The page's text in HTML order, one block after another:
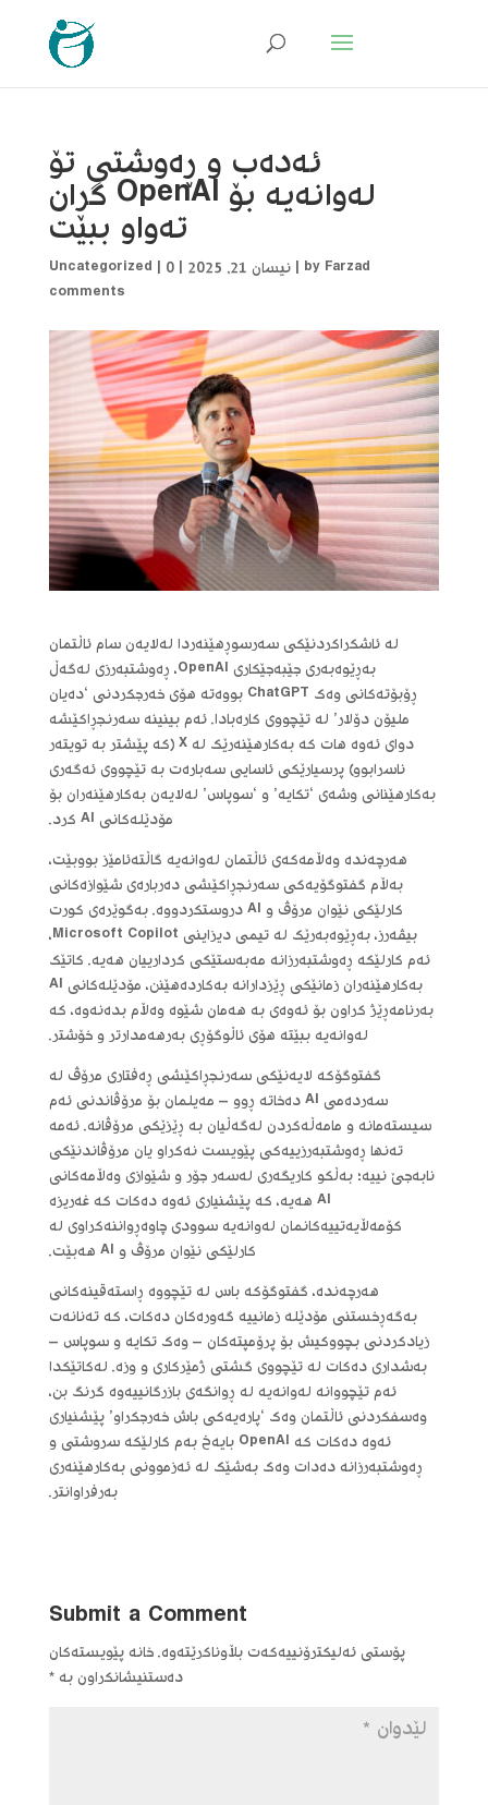
ئەدەب و ڕەوشتی تۆ
لەوانەیە بۆ OpenAI گران
تەواو ببێت
by Farzad
|نیسان 21, 2025 |
Uncategorized | 0
comments
لە ئاشکراکردنێکی سەرسوڕهێنەردا لەلایەن سام ئاڵتمان
بەڕێوەبەری جێبەجێکاری OpenAI، ڕەوشتبەرزی لەگەڵ
ڕۆبۆتەکانی وەک ChatGPT بووەتە هۆی خەرجکردنی ‘دەیان
ملیۆن دۆلار’ لە تێچووی کارەبادا. ئەم بینینە سەرنجڕاکێشە
دوای ئەوە هات کە بەکارهێنەرێک لە X (کە پێشتر بە تویتەر
ناسرابوو) پرسیارێکی ئاسایی سەبارەت بە تێچووی ئەگەری
بەکارهێنانی وشەی ‘تکایە’ و ‘سوپاس’ لەلایەن بەکارهێنەران بۆ
مۆدێلەکانی AI کرد.
هەرچەندە وەڵامەکەی ئاڵتمان لەوانەیە گاڵتەئامێز بووبێت،
بەڵام گفتوگۆیەکی سەرنجڕاکێشی دەربارەی شێوازەکانی
کارلێکی نێوان مرۆڤ و AI دروستکردووە. بەگوێرەی کورت
بیڤەرز، بەڕێوەبەرێک لە تیمی دیزاینی Microsoft Copilot،
ئەم کارلێکە ڕەوشتبەرزانە مەبەستێکی کردارییان هەیە. کاتێک
بەکارهێنەران زمانێکی ڕێزدارانە بەکاردەهێنن، مۆدێلەکانی AI
بەرنامەڕێژ کراون بۆ ئەوەی بە هەمان شێوە وەڵام بدەنەوە، کە
لەوانەیە ببێتە هۆی ئاڵوگۆڕی بەرهەمدارتر و خۆشتر.
گفتوگۆکە لایەنێکی سەرنجڕاکێشی ڕەفتاری مرۆڤ لە
سەردەمی AI دەخاتە ڕوو – مەیلمان بۆ مرۆڤاندنی ئەم
سیستەمانە و مامەڵەکردن لەگەڵیان بە ڕێزێکی مرۆڤانە. ئەمە
تەنها ڕەوشتبەرزییەکی پێویست نەکراو یان مرۆڤاندنێکی
نابەجێ نییە؛ بەڵکو کاریگەری لەسەر جۆر و شێوازی وەڵامەکانی
AI هەیە، کە پێشنیاری ئەوە دەکات کە غەریزە
کۆمەڵایەتییەکانمان لەوانەیە سوودی چاوەڕواننەکراوی لە
کارلێکی نێوان مرۆڤ و AI هەبێت.
هەرچەندە، گفتوگۆکە باس لە تێچووە ڕاستەقینەکانی
بەگەڕخستنی مۆدێلە زمانییە گەورەکان دەکات، کە تەنانەت
زیادکردنی بچووکیش بۆ پرۆمپتەکان – وەک تکایە و سوپاس –
بەشداری دەکات لە تێچووی گشتی ژمێرکاری و وزە. لەکاتێکدا
ئەم تێچووانە لەوانەیە لە ڕوانگەی بازرگانییەوە گرنگ بن،
وەسفکردنی ئاڵتمان وەک ‘پارەیەکی باش خەرجکراو’ پێشنیاری
ئەوە دەکات کە OpenAI بایەخ بەم کارلێکە سروشتی و
ڕەوشتبەرزانە دەدات وەک بەشێک لە ئەزموونی بەکارهێنەری
بەرفراوانتر.
Submit a Comment
پۆستی ئەلیکترۆنییەکەت بڵاوناکرێتەوە. خانە پێویستەکان
دەستنیشانکراون بە*